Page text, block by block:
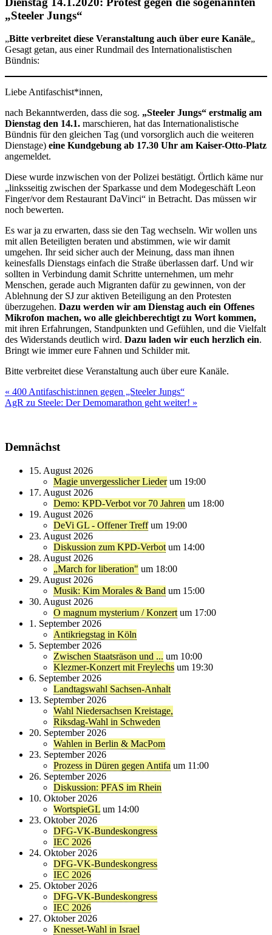
„Steeler Jungs“
„Bitte verbreitet diese Veranstaltung auch über eure Kanäle„
Gesagt getan, aus einer Rundmail des Internationalistischen
Bündnis:
Liebe Antifaschist*innen,
nach Bekanntwerden, dass die sog. „Steeler Jungs“ erstmalig am
Dienstag den 14.1. marschieren, hat das Internationalistische
Bündnis für den gleichen Tag (und vorsorglich auch die weiteren
Dienstage) eine Kundgebung ab 17.30 Uhr am Kaiser-Otto-Platz
angemeldet.
Diese wurde inzwischen von der Polizei bestätigt. Örtlich käme nur
„linksseitig zwischen der Sparkasse und dem Modegeschäft Leon
Finger/vor dem Restaurant DaVinci“ in Betracht. Das müssen wir
noch bewerten.
Es war ja zu erwarten, dass sie den Tag wechseln. Wir wollen uns
mit allen Beteiligten beraten und abstimmen, wie wir damit
umgehen. Ihr seid sicher auch der Meinung, dass man ihnen
keinesfalls Dienstags einfach die Straße überlassen darf. Und wir
sollten in Verbindung damit Schritte unternehmen, um mehr
Menschen, gerade auch Migranten dafür zu gewinnen, von der
Ablehnung der SJ zur aktiven Beteiligung an den Protesten
überzugehen. Dazu werden wir am Dienstag auch ein Offenes
Mikrofon machen, wo alle gleichberechtigt zu Wort kommen,
mit ihren Erfahrungen, Standpunkten und Gefühlen, und die Vielfalt
des Widerstands deutlich wird. Dazu laden wir euch herzlich ein.
Bringt wie immer eure Fahnen und Schilder mit.
Bitte verbreitet diese Veranstaltung auch über eure Kanäle.
Beitragsnavigation
« 400 Antifaschist:innen gegen „Steeler Jungs“
AgR zu Steele: Der Demomarathon geht weiter! »
Demnächst
15. August 2026
Magie unvergesslicher Lieder um 19:00
17. August 2026
Demo: KPD-Verbot vor 70 Jahren um 18:00
19. August 2026
DeVi GL - Offener Treff um 19:00
23. August 2026
Diskussion zum KPD-Verbot um 14:00
28. August 2026
„March for liberation" um 18:00
29. August 2026
Musik: Kim Morales & Band um 15:00
30. August 2026
O magnum mysterium / Konzert um 17:00
1. September 2026
Antikriegstag in Köln
5. September 2026
Zwischen Staatsräson und ... um 10:00
Klezmer-Konzert mit Freylechs um 19:30
6. September 2026
Landtagswahl Sachsen-Anhalt
13. September 2026
Wahl Niedersachsen Kreistage,
Riksdag-Wahl in Schweden
20. September 2026
Wahlen in Berlin & MacPom
23. September 2026
Prozess in Düren gegen Antifa um 11:00
26. September 2026
Diskussion: PFAS im Rhein
10. Oktober 2026
WortspieGL um 14:00
23. Oktober 2026
DFG-VK-Bundeskongress
IEC 2026
24. Oktober 2026
DFG-VK-Bundeskongress
IEC 2026
25. Oktober 2026
DFG-VK-Bundeskongress
IEC 2026
27. Oktober 2026
Knesset-Wahl in Israel